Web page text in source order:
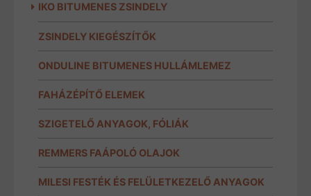
IKO BITUMENES ZSINDELY
ZSINDELY KIEGÉSZÍTŐK
ONDULINE BITUMENES HULLÁMLEMEZ
FAHÁZÉPÍTŐ ELEMEK
SZIGETELŐ ANYAGOK, FÓLIÁK
REMMERS FAÁPOLÓ OLAJOK
MILESI FESTÉK ÉS FELÜLETKEZELŐ ANYAGOK